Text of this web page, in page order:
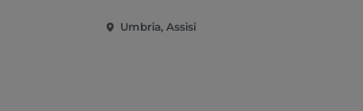
Umbria, Assisi